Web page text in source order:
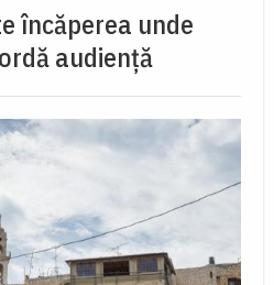
încăperea unde
audiență